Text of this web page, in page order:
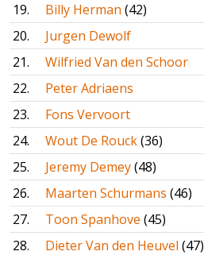
19.
Billy Herman (42)
20.
Jurgen Dewolf
21.
Wilfried Van den Schoor
22.
Peter Adriaens
23.
Fons Vervoort
24.
Wout De Rouck(36)
25.
Jeremy Demey(48)
26.
Maarten Schurmans (46)
27.
Toon Spanhove (45)
28.
Dieter Van den Heuvel (47)